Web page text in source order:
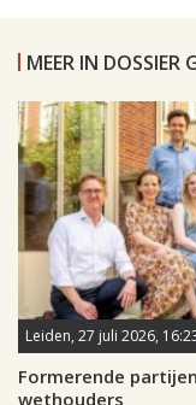
MEER IN DOSSIER
Leiden, 27 juli 2026,
Formerende
wethouders